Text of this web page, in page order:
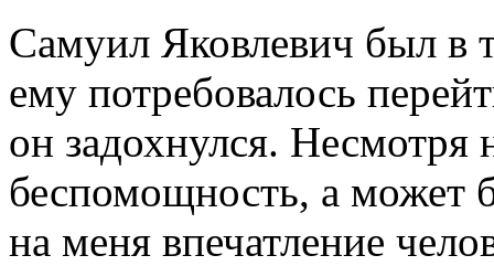
Самуил Яковлевич был в
ему потребовалось
он задохнулся.
беспомощность, а может
на меня впечатление